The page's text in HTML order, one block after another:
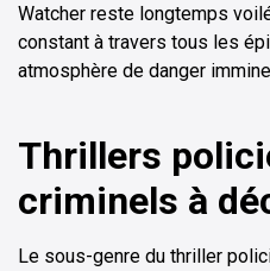
Watcher reste longtemps
constant à travers tous les
atmosphère de danger
Thrillers
criminels à
Le sous-genre du thriller